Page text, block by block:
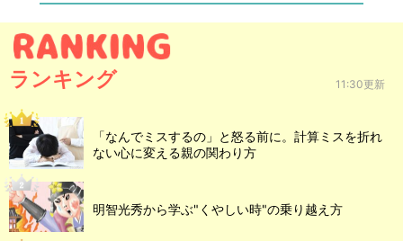
ランキング 11:30更新
「なんでミスするの」と怒る前に。計算ミスを折れ
ない心に変える親の関わり方
明智光秀から学ぶ"くやしい時"の乗り越え方